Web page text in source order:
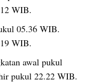
WIB.
05.36 WIB.
WIB.
awal pukul
pukul 22.22 WIB.